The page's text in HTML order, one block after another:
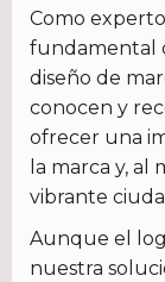
Como
fundamental
diseño de
conocen y
ofrecer una
la marca y, al
vibrante
Aunque el
nuestra